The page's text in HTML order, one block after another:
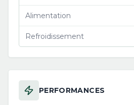
Alimentation
Refroidissement
PERFORMANCES